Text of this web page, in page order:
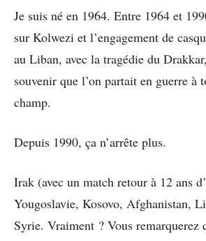
Je suis né en 1964. Entre 1964 et
sur Kolwezi et l’engagement de
au Liban, avec la tragédie du
souvenir que l’on partait en guerre à
champ.
Depuis 1990, ça n’arrête plus.
Irak (avec un match retour à 12 ans
Yougoslavie, Kosovo, Afghanistan,
Syrie. Vraiment ? Vous remarquerez